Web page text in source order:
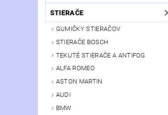
STIERAČE
GUMIČKY STIERAČOV
STIERAČE BOSCH
TEKUTÉ STIERAČE A ANTIFOG
ALFA ROMEO
ASTON MARTIN
AUDI
BMW